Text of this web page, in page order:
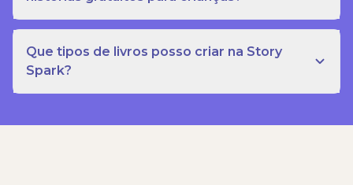
Que tipos de livros posso criar na Story
Spark?